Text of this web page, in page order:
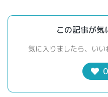
この記事が気
気に入りましたら、いい
0